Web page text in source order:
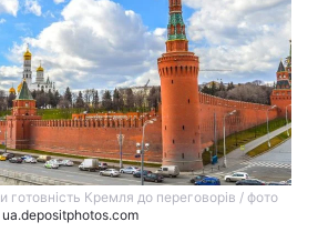
готовність Кремля до переговорів / фото
ua.depositphotos.com